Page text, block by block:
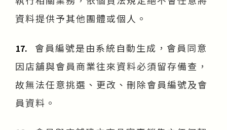
資料提供予其他團體或個人。
17.
會員編號是由系統自動生成，會員同意
因店舖與會員商業往來資料必須留存備查，
故無法任意挑選、更改、刪除會員編號及會
員資料。